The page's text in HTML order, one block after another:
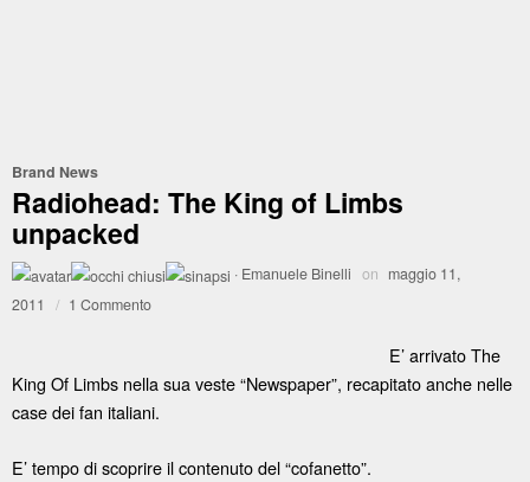
Brand News
Radiohead: The King of Limbs
unpacked
· Emanuele Binelli on maggio 11,
2011
/ 1 Commento
E’ arrivato The
King Of Limbs nella sua veste “Newspaper”, recapitato anche nelle
case dei fan italiani.
E’ tempo di scoprire il contenuto del “cofanetto”.